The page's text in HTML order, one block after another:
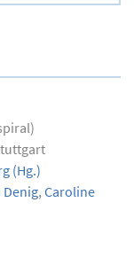
(Hg.)
Denig, Caroline